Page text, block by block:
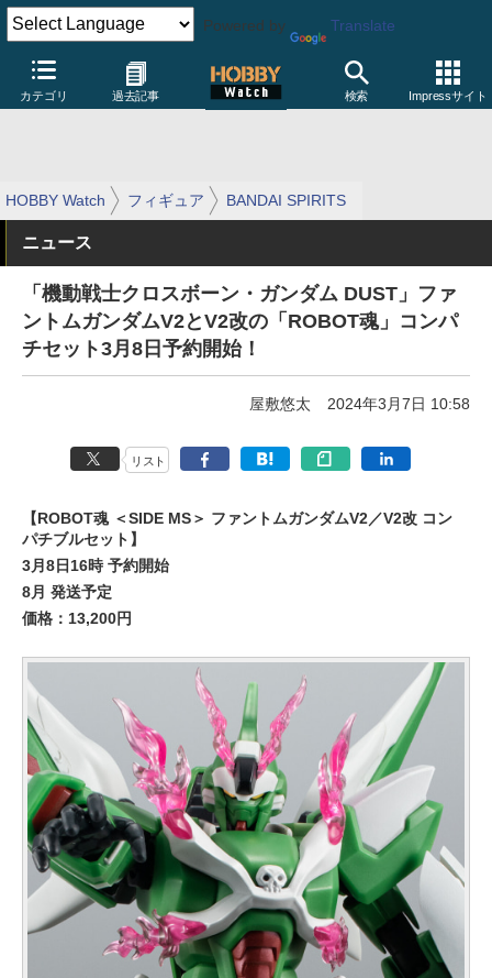
Powered by Translate
カテゴリ 過去記事 検索 Impressサイト
HOBBY Watch フィギュア BANDAI SPIRITS
ニュース
「機動戦士クロスボーン・ガンダム DUST」ファ
ントムガンダムV2とV2改の「ROBOT魂」コンパ
チセット3月8日予約開始！
屋敷悠太 2024年3月7日 10:58
リスト
【ROBOT魂 ＜SIDE MS＞ ファントムガンダムV2／V2改 コン
パチブルセット】
3月8日16時 予約開始
8月 発送予定
価格：13,200円